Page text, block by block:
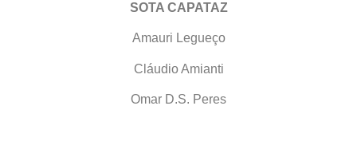
SOTA CAPATAZ
Amauri Legueço
Cláudio Amianti
Omar D.S. Peres